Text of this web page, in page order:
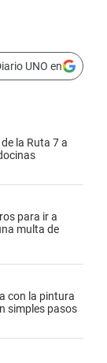
UNO en
la Ruta 7 a
para ir a
multa de
con la pintura
simples pasos